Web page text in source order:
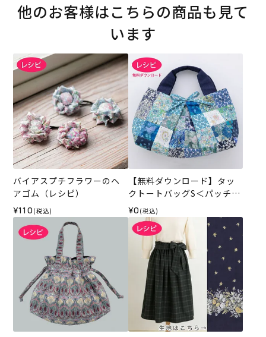
他のお客様はこちらの商品も見て
います
バイアスプチフラワーのヘ
アゴム（レシピ）
¥110 (税込)
【無料ダウンロード】タッ
クトートバッグS＜パッチワ
ーク＞（レシピ）
¥0 (税込)